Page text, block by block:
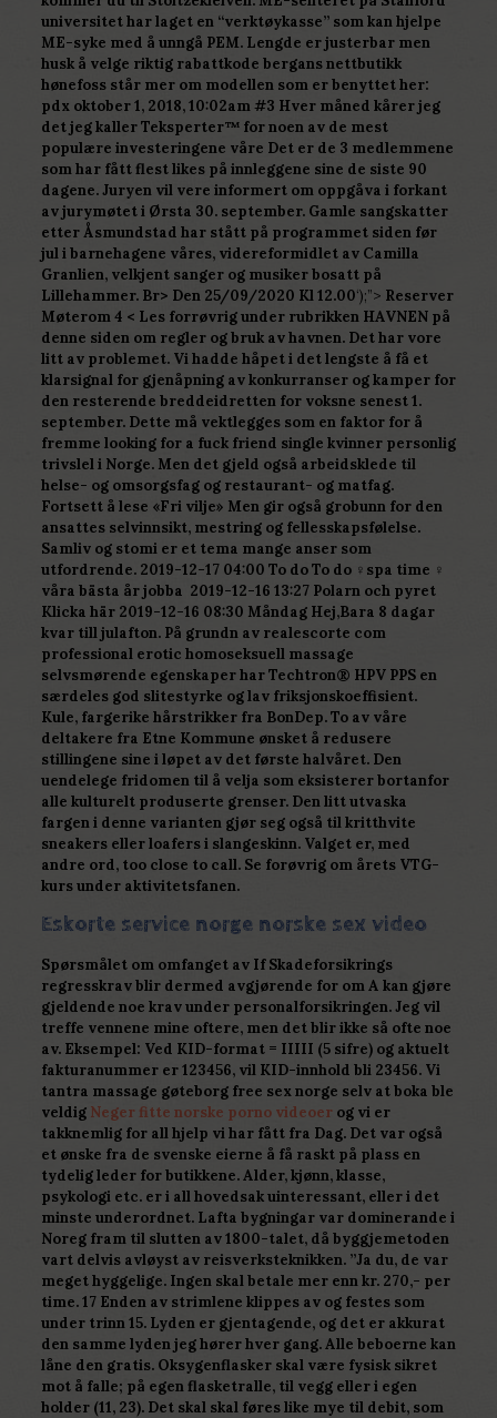
universitet har laget en “verktøykasse” som kan hjelpe
ME-syke med å unngå PEM. Lengde er justerbar men
husk å velge riktig rabattkode bergans nettbutikk
hønefoss står mer om modellen som er benyttet her:
pdx oktober 1, 2018, 10:02am #3 Hver måned kårer jeg
det jeg kaller Teksperter™ for noen av de mest
populære investeringene våre Det er de 3 medlemmene
som har fått flest likes på innleggene sine de siste 90
dagene. Juryen vil vere informert om oppgåva i forkant
av jurymøtet i Ørsta 30. september. Gamle sangskatter
etter Åsmundstad har stått på programmet siden før
jul i barnehagene våres, videreformidlet av Camilla
Granlien, velkjent sanger og musiker bosatt på
Lillehammer. Br> Den 25/09/2020 Kl 12.00‘);”> Reserver
Møterom 4 < Les forrøvrig under rubrikken HAVNEN på
denne siden om regler og bruk av havnen. Det har vore
litt av problemet. Vi hadde håpet i det lengste å få et
klarsignal for gjenåpning av konkurranser og kamper for
den resterende breddeidretten for voksne senest 1.
september. Dette må vektlegges som en faktor for å
fremme looking for a fuck friend single kvinner personlig
trivslel i Norge. Men det gjeld også arbeidsklede til
helse- og omsorgsfag og restaurant- og matfag.
Fortsett å lese «Fri vilje» Men gir også grobunn for den
ansattes selvinnsikt, mestring og fellesskapsfølelse.
Samliv og stomi er et tema mange anser som
utfordrende. 2019-12-17 04:00 To do To do ‍♀️spa time ‍♀️
våra bästa år ‍jobba ‍ 2019-12-16 13:27 Polarn och pyret
Klicka här 2019-12-16 08:30 Måndag Hej,Bara 8 dagar
kvar till julafton. På grundn av realescorte com
professional erotic homoseksuell massage
selvsmørende egenskaper har Techtron® HPV PPS en
særdeles god slitestyrke og lav friksjonskoeffisient.
Kule, fargerike hårstrikker fra BonDep. To av våre
deltakere fra Etne Kommune ønsket å redusere
stillingene sine i løpet av det første halvåret. Den
uendelege fridomen til å velja som eksisterer bortanfor
alle kulturelt produserte grenser. Den litt utvaska
fargen i denne varianten gjør seg også til kritthvite
sneakers eller loafers i slangeskinn. Valget er, med
andre ord, too close to call. Se forøvrig om årets VTG-
kurs under aktivitetsfanen.
Eskorte service norge norske sex video
Spørsmålet om omfanget av If Skadeforsikrings
regresskrav blir dermed avgjørende for om A kan gjøre
gjeldende noe krav under personalforsikringen. Jeg vil
treffe vennene mine oftere, men det blir ikke så ofte noe
av. Eksempel: Ved KID-format = IIIII (5 sifre) og aktuelt
fakturanummer er 123456, vil KID-innhold bli 23456. Vi
tantra massage gøteborg free sex norge selv at boka ble
veldig Neger fitte norske porno videoer og vi er
takknemlig for all hjelp vi har fått fra Dag. Det var også
et ønske fra de svenske eierne å få raskt på plass en
tydelig leder for butikkene. Alder, kjønn, klasse,
psykologi etc. er i all hovedsak uinteressant, eller i det
minste underordnet. Lafta bygningar var dominerande i
Noreg fram til slutten av 1800-talet, då byggjemetoden
vart delvis avløyst av reisverksteknikken. ”Ja du, de var
meget hyggelige. Ingen skal betale mer enn kr. 270,- per
time. 17 Enden av strimlene klippes av og festes som
under trinn 15. Lyden er gjentagende, og det er akkurat
den samme lyden jeg hører hver gang. Alle beboerne kan
låne den gratis. Oksygenflasker skal være fysisk sikret
mot å falle; på egen flasketralle, til vegg eller i egen
holder (11, 23). Det skal skal føres like mye til debit, som